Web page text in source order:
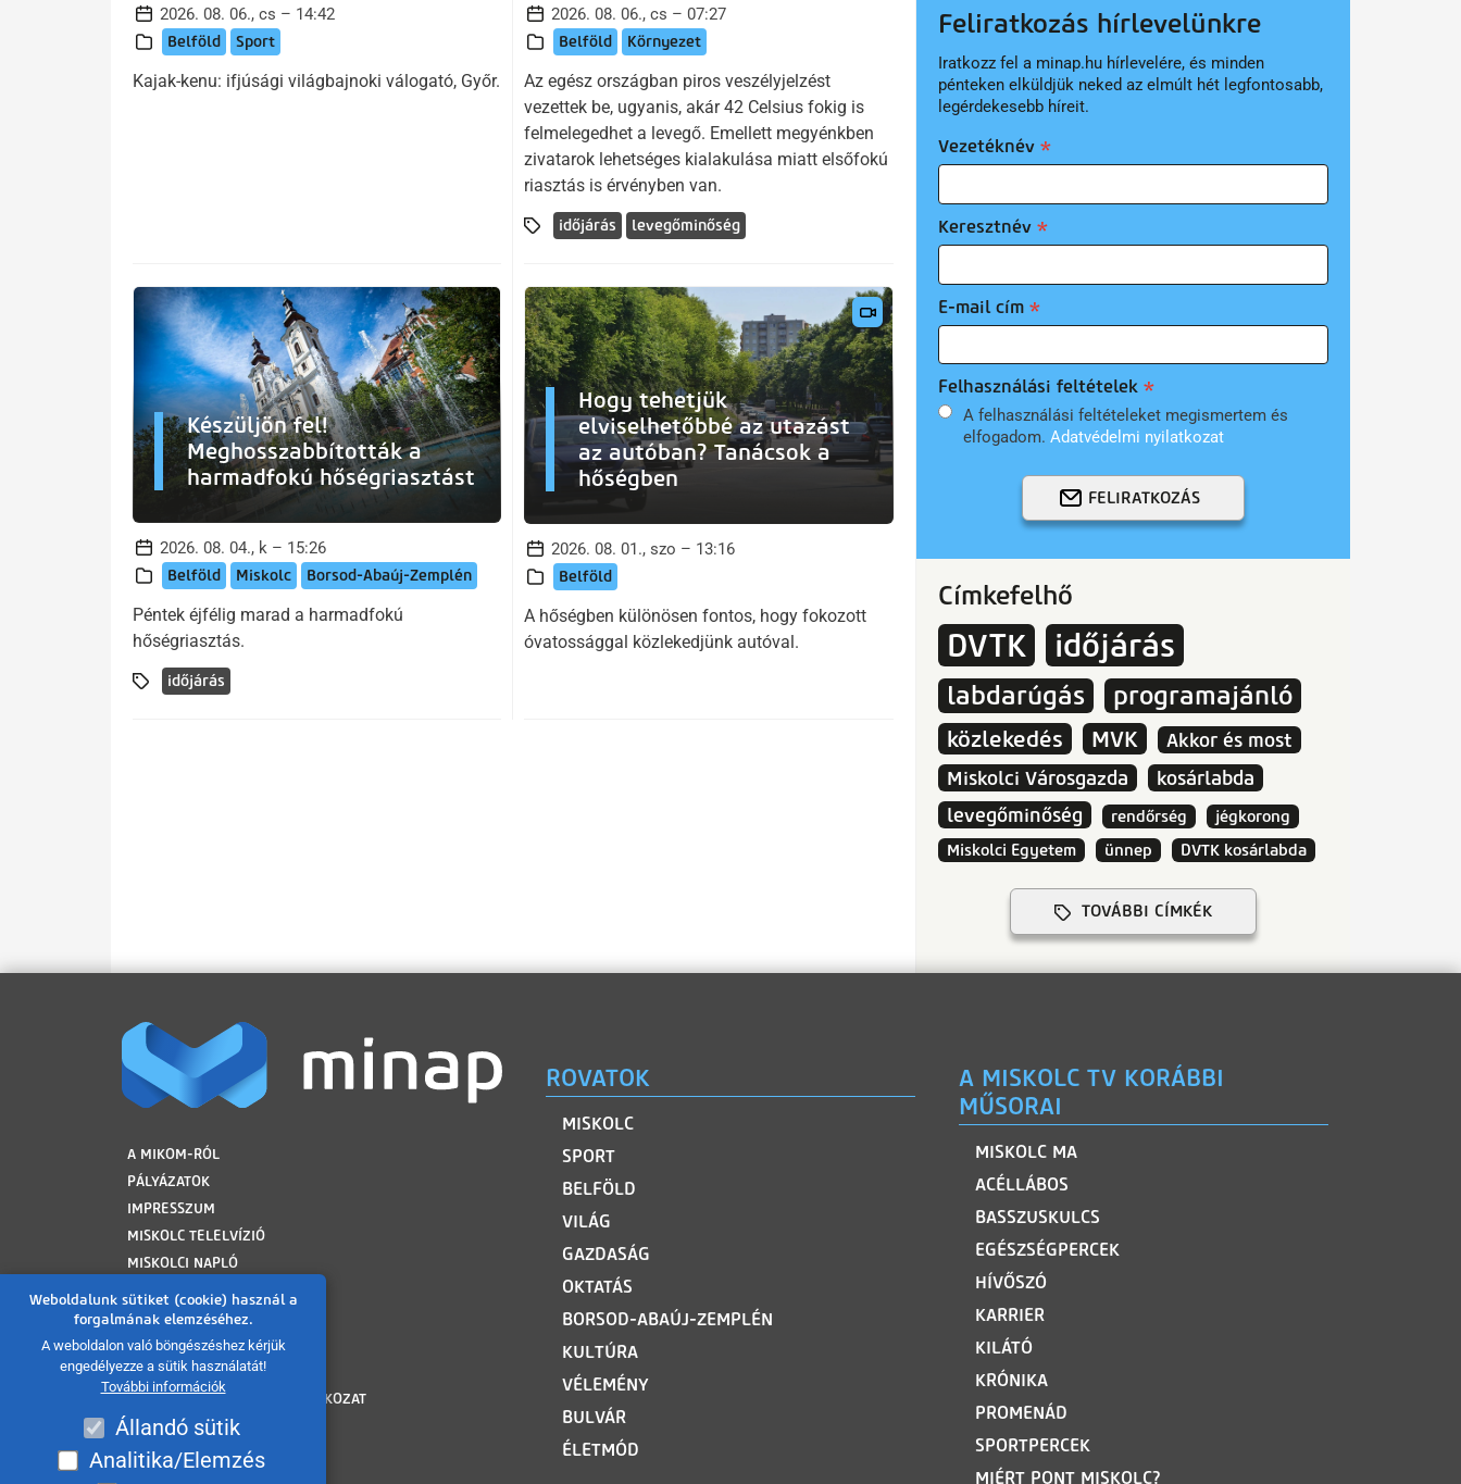
Weboldalunk sütiket (cookie) használ a
forgalmának elemzéséhez.
A weboldalon való böngészéshez kérjük
engedélyezze a sütik használatát!
További információk
Állandó sütik
Analitika/Elemzés
2026. 08. 06., cs – 14:42
Belföld Sport
Kajak-kenu: ifjúsági világbajnoki válogató, Győr.
2026. 08. 06., cs – 07:27
Belföld Környezet
Az egész országban piros veszélyjelzést
vezettek be, ugyanis, akár 42 Celsius fokig is
felmelegedhet a levegő. Emellett megyénkben
zivatarok lehetséges kialakulása miatt elsőfokú
riasztás is érvényben van.
időjárás levegőminőség
Készüljön fel!
Meghosszabbították a
harmadfokú hőségriasztást
2026. 08. 04., k – 15:26
Belföld Miskolc Borsod-Abaúj-Zemplén
Péntek éjfélig marad a harmadfokú
hőségriasztás.
időjárás
Hogy tehetjük
elviselhetőbbé az utazást
az autóban? Tanácsok a
hőségben
2026. 08. 01., szo – 13:16
Belföld
A hőségben különösen fontos, hogy fokozott
óvatossággal közlekedjünk autóval.
Feliratkozás hírlevelünkre
Iratkozz fel a minap.hu hírlevelére, és minden
pénteken elküldjük neked az elmúlt hét legfontosabb,
legérdekesebb híreit.
Vezetéknév
Keresztnév
E-mail cím
Felhasználási feltételek
A felhasználási feltételeket megismertem és
elfogadom. Adatvédelmi nyilatkozat
FELIRATKOZÁS
Címkefelhő
DVTK időjárás
labdarúgás programajánló
közlekedés MVK
Akkor és most
Miskolci Városgazda
kosárlabda
levegőminőség
rendőrség
jégkorong
Miskolci Egyetem
ünnep DVTK kosárlabda
TOVÁBBI CÍMKÉK
LÁBLÉC
A MIKOM-RÓL
PÁLYÁZATOK
IMPRESSZUM
MISKOLC TELELVÍZIÓ
MISKOLCI NAPLÓ
FELHASZNÁLÁSI FELTÉTELEK
ADATVÉDELMI TÁJÉKOZTATÓ
SÜTI TÁJÉKOZTATÓ
AKADÁLYMENTESÍTÉSI NYILATKOZAT
KÖZÉRDEKŰ ADATOK
KÖZADATKERESŐ
ROVATOK
MISKOLC
SPORT
BELFÖLD
VILÁG
GAZDASÁG
OKTATÁS
BORSOD-ABAÚJ-ZEMPLÉN
KULTÚRA
VÉLEMÉNY
BULVÁR
ÉLETMÓD
A MISKOLC TV KORÁBBI
MŰSORAI
MISKOLC MA
ACÉLLÁBOS
BASSZUSKULCS
EGÉSZSÉGPERCEK
HÍVŐSZÓ
KARRIER
KILÁTÓ
KRÓNIKA
PROMENÁD
SPORTPERCEK
MIÉRT PONT MISKOLC?